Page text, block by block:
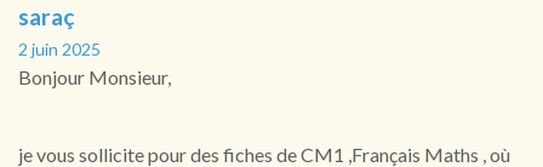
saraç
2 juin 2025
Bonjour Monsieur,
je vous sollicite pour des fiches de CM1 ,Français Maths , où